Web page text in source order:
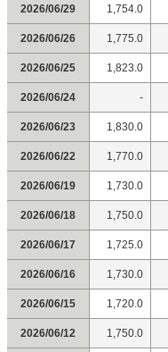
2026/06/29 1,754.0
2026/06/26 1,775.0
2026/06/25 1,823.0
2026/06/24 -
2026/06/23 1,830.0
2026/06/22 1,770.0
2026/06/19 1,730.0
2026/06/18 1,750.0
2026/06/17 1,725.0
2026/06/16 1,730.0
2026/06/15 1,720.0
2026/06/12 1,750.0